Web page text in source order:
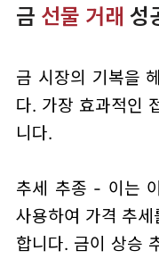
금 선물 거래 성
금 시장의 기복을
다. 가장 효과적인
니다.
추세 추종 - 이는
사용하여 가격 추
합니다. 금이 상승